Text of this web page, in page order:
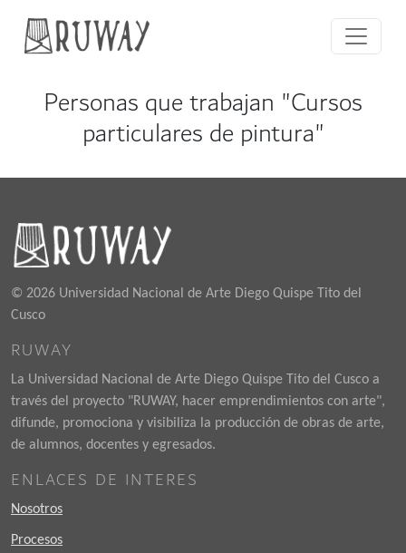
Personas que trabajan "Cursos
particulares de pintura"
© 2026 Universidad Nacional de Arte Diego Quispe Tito del
Cusco
RUWAY
La Universidad Nacional de Arte Diego Quispe Tito del Cusco a
través del proyecto "RUWAY, hacer emprendimientos con arte",
difunde, promociona y visibiliza la producción de obras de arte,
de alumnos, docentes y egresados.
ENLACES DE INTERES
Nosotros
Procesos